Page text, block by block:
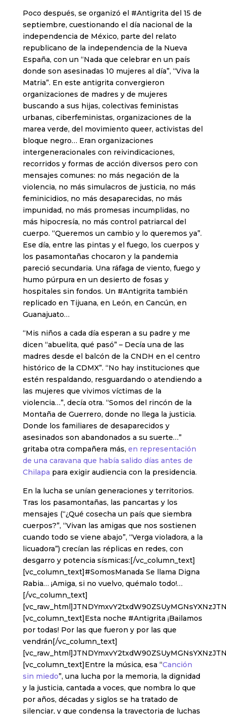
Poco después, se organizó el #Antigrita del 15 de
septiembre, cuestionando el día nacional de la
independencia de México, parte del relato
republicano de la independencia de la Nueva
España, con un “Nada que celebrar en un país
donde son asesinadas 10 mujeres al día”, “Viva la
Matria”. En este antigrita convergieron
organizaciones de madres y de mujeres
buscando a sus hijas, colectivas feministas
urbanas, ciberfeministas, organizaciones de la
marea verde, del movimiento queer, activistas del
bloque negro… Eran organizaciones
intergeneracionales con reivindicaciones,
recorridos y formas de acción diversos pero con
mensajes comunes: no más negación de la
violencia, no más simulacros de justicia, no más
feminicidios, no más desaparecidas, no más
impunidad, no más promesas incumplidas, no
más hipocresía, no más control patriarcal del
cuerpo. “Queremos un cambio y lo queremos ya”.
Ese día, entre las pintas y el fuego, los cuerpos y
los pasamontañas chocaron y la pandemia
pareció secundaria. Una ráfaga de viento, fuego y
humo púrpura en un desierto de fosas y
hospitales sin fondos. Un #Antigrita también
replicado en Tijuana, en León, en Cancún, en
Guanajuato…
“Mis niños a cada día esperan a su padre y me
dicen “abuelita, qué pasó” – Decía una de las
madres desde el balcón de la CNDH en el centro
histórico de la CDMX”. “No hay instituciones que
estén respaldando, resguardando o atendiendo a
las mujeres que vivimos víctimas de la
violencia…”, decía otra. “Somos del rincón de la
Montaña de Guerrero, donde no llega la justicia.
Donde los familiares de desaparecidos y
asesinados son abandonados a su suerte…”
gritaba otra compañera más, en representación
de una caravana que había salido días antes de
Chilapa para exigir audiencia con la presidencia.
En la lucha se unían generaciones y territorios.
Tras los pasamontañas, las pancartas y los
mensajes (“¿Qué cosecha un país que siembra
cuerpos?”, “Vivan las amigas que nos sostienen
cuando todo se viene abajo”, “Verga violadora, a la
licuadora”) crecían las réplicas en redes, con
desgarro y potencia sísmicas:[/vc_column_text]
[vc_column_text]#SomosManada Se llama Digna
Rabia… ¡Amiga, si no vuelvo, quémalo todo!…
[/vc_column_text]
[vc_column_text]Esta noche #Antigrita ¡Bailamos
por todas! Por las que fueron y por las que
vendrán[/vc_column_text]
[vc_column_text]Entre la música, esa “Canción
sin miedo”, una lucha por la memoria, la dignidad
y la justicia, cantada a voces, que nombra lo que
por años, décadas y siglos se ha tratado de
silenciar, y que condensa la trayectoria de luchas